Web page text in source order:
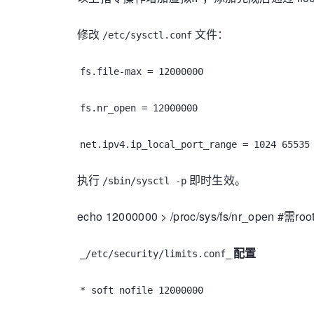
修改 /etc/sysctl.conf 文件：
fs.file-max = 12000000
fs.nr_open = 12000000
net.ipv4.ip_local_port_range = 1024 65535
执行 /sbin/sysctl -p 即时生效。
echo 12000000 > /proc/sys/fs/nr_open #需
_/etc/security/limits.conf_ 配置
* soft nofile 12000000